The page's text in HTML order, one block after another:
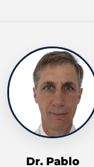
Dr. Pablo